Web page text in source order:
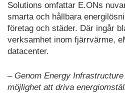
Solutions omfattar E.ONs
smarta och hållbara
företag och städer. Där ingår
verksamhet inom fjärrvärme,
datacenter.
– Genom Energy
möjlighet att driva